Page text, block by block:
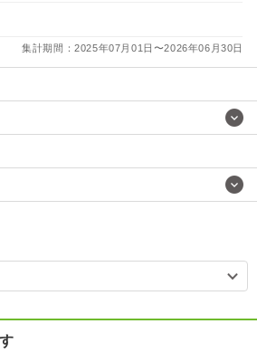
集計期間：2025年07月01日〜2026年06月30日